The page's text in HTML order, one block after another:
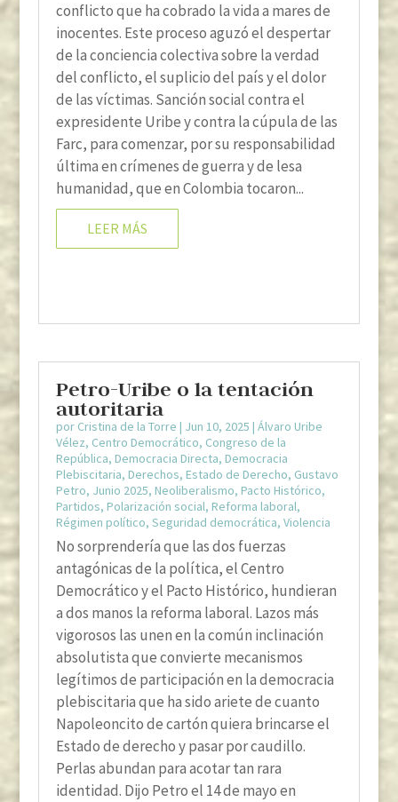
conflicto que ha cobrado la vida a mares de
inocentes. Este proceso aguzó el despertar
de la conciencia colectiva sobre la verdad
del conflicto, el suplicio del país y el dolor
de las víctimas. Sanción social contra el
expresidente Uribe y contra la cúpula de las
Farc, para comenzar, por su responsabilidad
última en crímenes de guerra y de lesa
humanidad, que en Colombia tocaron...
LEER MÁS
Petro-Uribe o la tentación
autoritaria
por Cristina de la Torre | Jun 10, 2025 | Álvaro Uribe
Vélez, Centro Democrático, Congreso de la
República, Democracia Directa, Democracia
Plebiscitaria, Derechos, Estado de Derecho, Gustavo
Petro, Junio 2025, Neoliberalismo, Pacto Histórico,
Partidos, Polarización social, Reforma laboral,
Régimen político, Seguridad democrática, Violencia
No sorprendería que las dos fuerzas
antagónicas de la política, el Centro
Democrático y el Pacto Histórico, hundieran
a dos manos la reforma laboral. Lazos más
vigorosos las unen en la común inclinación
absolutista que convierte mecanismos
legítimos de participación en la democracia
plebiscitaria que ha sido ariete de cuanto
Napoleoncito de cartón quiera brincarse el
Estado de derecho y pasar por caudillo.
Perlas abundan para acotar tan rara
identidad. Dijo Petro el 14 de mayo en